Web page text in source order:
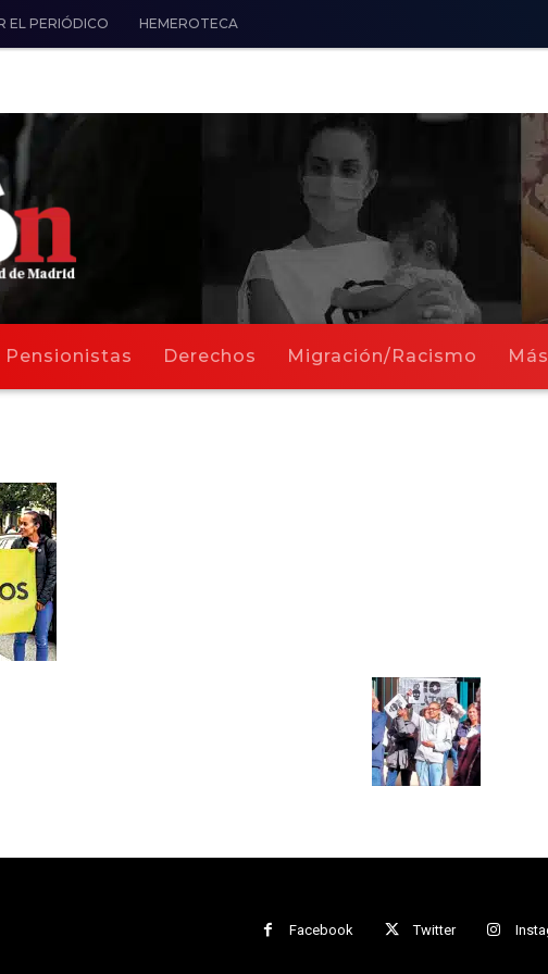
EL PERIÓDICO HEMEROTECA
Pensionistas Derechos Migración/Racismo Más
Facebook Twitter